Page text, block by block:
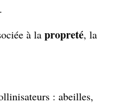
à la propreté, la
: abeilles,